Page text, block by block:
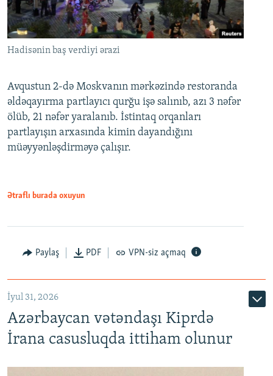
Hadisənin baş verdiyi ərazi
Avqustun 2-də Moskvanın mərkəzində restoranda
əldəqayırma partlayıcı qurğu işə salınıb, azı 3 nəfər
ölüb, 21 nəfər yaralanıb. İstintaq orqanları
partlayışın arxasında kimin dayandığını
müəyyənləşdirməyə çalışır.
Ətraflı burada oxuyun
Paylaş PDF VPN-siz açmaq
İyul 31, 2026
Azərbaycan vətəndaşı Kiprdə
İrana casusluqda ittiham olunur